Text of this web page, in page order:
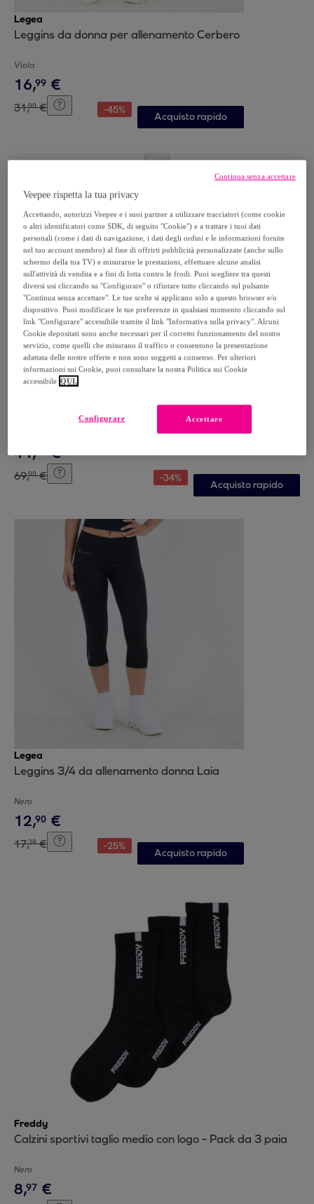
Legea
Leggins da donna per allenamento Cerbero
Viola
16,99 €
31,00 € -45%
Acquisto rapido
KAPPA
Kappa - Tuta sportiva Uomo Bianco - KAPPA4SOCCER
44, €
69,00 € -34%
Acquisto rapido
Legea
Leggins 3/4 da allenamento donna Laia
Nero
12,90 €
17,38 € -25%
Acquisto rapido
Freddy
Calzini sportivi taglio medio con logo - Pack da 3 paia
Nero
8,97 €
Veepee rispetta la tua privacy
Accettando, autorizzi Veepee e i suoi partner a utilizzare tracciatori (come cookie
o altri identificatori come SDK, di seguito "Cookie") e a trattare i tuoi dati
personali (come i dati di navigazione, i dati degli ordini e le informazioni fornite
nel tuo account membro) al fine di offrirti pubblicità personalizzate (anche sullo
schermo della tua TV) e misurarne le prestazioni, effettuare alcune analisi
sull'attività di vendita e a fini di lotta contro le frodi. Puoi scegliere tra questi
diversi usi cliccando su "Configurare" o rifiutare tutto cliccando sul pulsante
"Continua senza accettare". Le tue scelte si applicano solo a questo browser e/o
dispositivo. Puoi modificare le tue preferenze in qualsiasi momento cliccando sul
link "Configurare" accessibile tramite il link "Informativa sulla privacy". Alcuni
Cookie depositati sono anche necessari per il corretto funzionamento del nostro
servizio, come quelli che misurano il traffico o consentono la presentazione
adattata delle nostre offerte e non sono soggetti a consenso. Per ulteriori
informazioni sui Cookie, puoi consultare la nostra Politica sui Cookie
accessibile QUI.
Accettare
Configurare
Continua senza accettare